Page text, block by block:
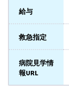
給与
救急指定
病院見学情
報URL